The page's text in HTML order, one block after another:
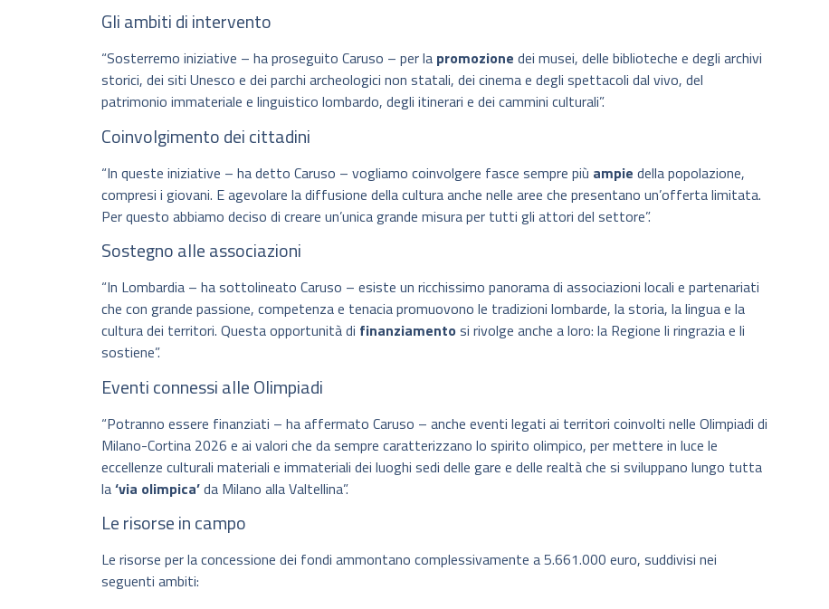
Gli ambiti di intervento
“Sosterremo iniziative – ha proseguito Caruso – per la promozione dei musei, delle biblioteche e degli archivi
storici, dei siti Unesco e dei parchi archeologici non statali, dei cinema e degli spettacoli dal vivo, del
patrimonio immateriale e linguistico lombardo, degli itinerari e dei cammini culturali”.
Coinvolgimento dei cittadini
“In queste iniziative – ha detto Caruso – vogliamo coinvolgere fasce sempre più ampie della popolazione,
compresi i giovani. E agevolare la diffusione della cultura anche nelle aree che presentano un’offerta limitata.
Per questo abbiamo deciso di creare un’unica grande misura per tutti gli attori del settore”.
Sostegno alle associazioni
“In Lombardia – ha sottolineato Caruso – esiste un ricchissimo panorama di associazioni locali e partenariati
che con grande passione, competenza e tenacia promuovono le tradizioni lombarde, la storia, la lingua e la
cultura dei territori. Questa opportunità di finanziamento si rivolge anche a loro: la Regione li ringrazia e li
sostiene”.
Eventi connessi alle Olimpiadi
“Potranno essere finanziati – ha affermato Caruso – anche eventi legati ai territori coinvolti nelle Olimpiadi di
Milano-Cortina 2026 e ai valori che da sempre caratterizzano lo spirito olimpico, per mettere in luce le
eccellenze culturali materiali e immateriali dei luoghi sedi delle gare e delle realtà che si sviluppano lungo tutta
la‘via olimpica’da Milano alla Valtellina”.
Le risorse in campo
Le risorse per la concessione dei fondi ammontano complessivamente a 5.661.000 euro, suddivisi nei
seguenti ambiti: